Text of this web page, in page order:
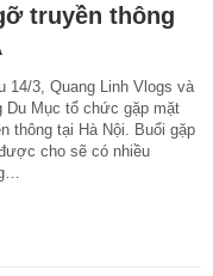
truyền thông
14/3, Quang Linh Vlogs và
Du Mục tổ chức gặp mặt
thông tại Hà Nội. Buổi gặp
cho sẽ có nhiều